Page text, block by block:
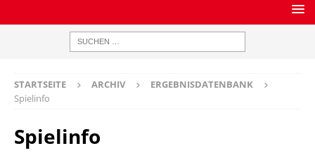
STARTSEITE ARCHIV
ERGEBNISDATENBANK
Spielinfo
Spielinfo